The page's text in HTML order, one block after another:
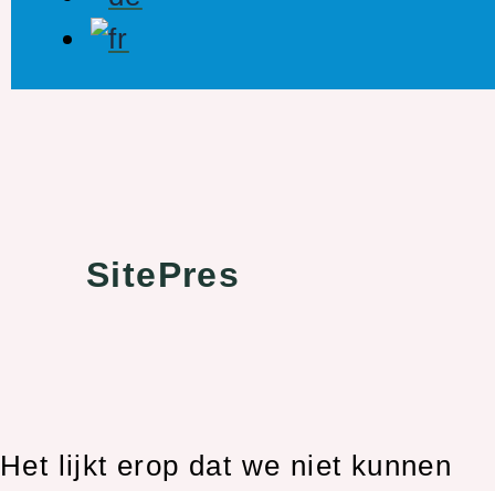
SitePres
Het lijkt erop dat we niet kunnen